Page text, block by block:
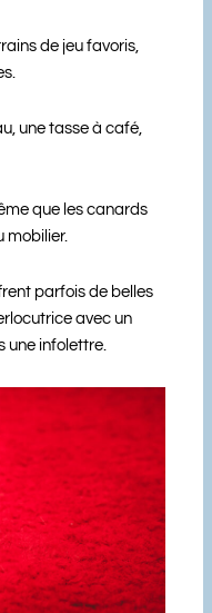
de jeu favoris,
une tasse à café,
que les canards
mobilier.
parfois de belles
avec un
une infolettre.